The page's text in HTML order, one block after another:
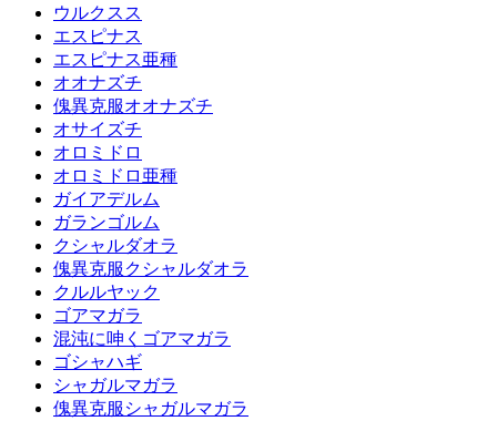
ウルクスス
エスピナス
エスピナス亜種
オオナズチ
傀異克服オオナズチ
オサイズチ
オロミドロ
オロミドロ亜種
ガイアデルム
ガランゴルム
クシャルダオラ
傀異克服クシャルダオラ
クルルヤック
ゴアマガラ
混沌に呻くゴアマガラ
ゴシャハギ
シャガルマガラ
傀異克服シャガルマガラ